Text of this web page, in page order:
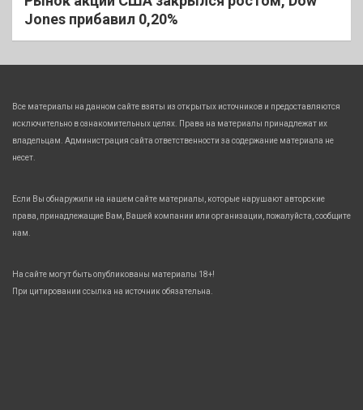
Jones прибавил 0,20%
Все материалы на данном сайте взяты из открытых источников и предоставляются
исключительно в ознакомительных целях. Права на материалы принадлежат их
владельцам. Администрация сайта ответственности за содержание материала не
несет.
Если Вы обнаружили на нашем сайте материалы, которые нарушают авторские
права, принадлежащие Вам, Вашей компании или организации, пожалуйста, сообщите
нам.
На сайте могут быть опубликованы материалы 18+!
При цитировании ссылка на источник обязательна.